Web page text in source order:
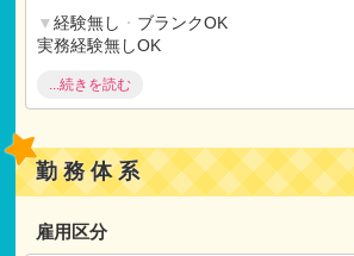
▼経験無し ・ ブランクOK
実務経験無しOK
ブランク（1年以上）OK
産休・ 育休取得実績
研修制度充実
▼施設・保育にこだわる
...続きを読む
勤務体系
雇用区分